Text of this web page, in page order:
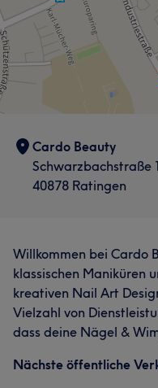
Cardo Beauty
Schwarzbachstraße
40878 Ratingen
Willkommen bei Cardo
klassischen Maniküren
kreativen Nail Art
Vielzahl von
dass deine Nägel &
Nächste öffentliche